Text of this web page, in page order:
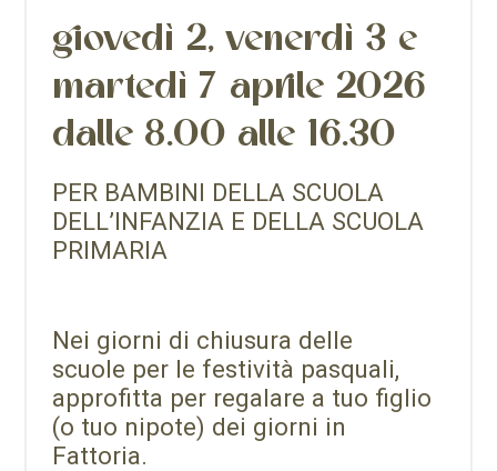
giovedì 2, venerdì 3 e
martedì 7 aprile 2026
dalle 8.00 alle 16.30
PER BAMBINI DELLA SCUOLA
DELL’INFANZIA E DELLA SCUOLA
PRIMARIA
Nei giorni di chiusura delle
scuole per le festività pasquali,
approfitta per regalare a tuo figlio
(o tuo nipote) dei giorni in
Fattoria.